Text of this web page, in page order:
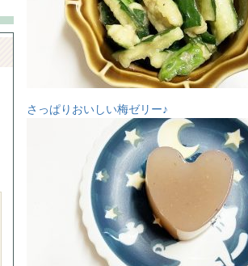
さっぱりおいしい梅ゼリー♪